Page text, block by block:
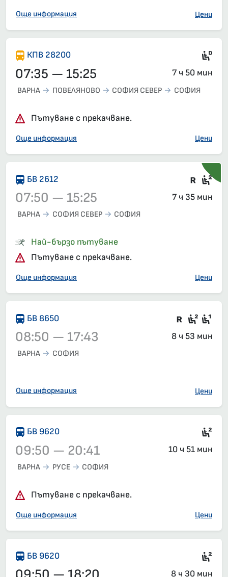
Още информация Цени
КПВ 28200
07:35 — 15:25 7 ч 50 мин
ВАРНА ПОВЕЛЯНОВО СОФИЯ СЕВЕР СОФИЯ
Пътуване с прекачване.
Още информация Цени
БВ 2612 Влак
07:50 — 15:25 7 ч 35 мин
ВАРНА СОФИЯ СЕВЕР СОФИЯ
Най-бързо пътуване
Пътуване с прекачване.
Още информация Цени
Влак 8650, 08:50 – 17:43, вече е заминал
БВ 8650 Във
08:50 — 17:43 8 ч 53 мин
ВАРНА СОФИЯ
Още информация Цени
БВ 9620
09:50 — 20:41 10 ч 51 мин
ВАРНА РУСЕ СОФИЯ
Пътуване с прекачване.
Още информация Цени
БВ 9620
8 ч 30 мин